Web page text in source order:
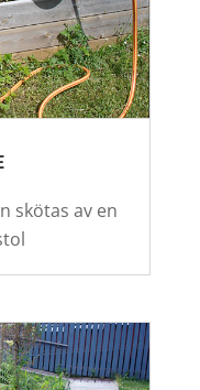
skötas av en